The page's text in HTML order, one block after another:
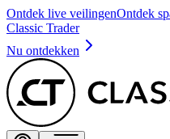
Ontdek live veilingenOntdek
Classic Trader
Nu ontdekken